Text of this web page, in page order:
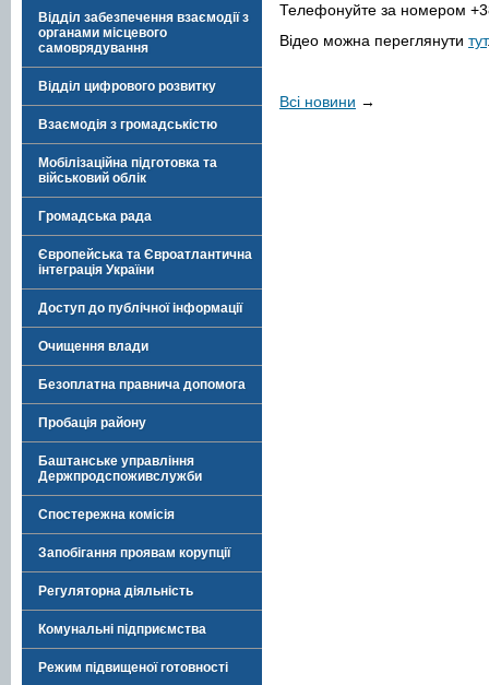
Відділ забезпечення взаємодії з
органами місцевого
самоврядування
Відділ цифрового розвитку
Взаємодія з громадськістю
Мобілізаційна підготовка та
військовий облік
Громадська рада
Європейська та Євроатлантична
інтеграція України
Доступ до публічної інформації
Очищення влади
Безоплатна правнича допомога
Пробація району
Баштанське управління
Держпродспоживслужби
Спостережна комісія
Запобігання проявам корупції
Регуляторна діяльність
Комунальні підприємства
Режим підвищеної готовності
Телефонуйте за номером
Відео можна переглянути тут
Всі новини →